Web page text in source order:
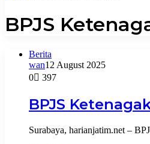
BPJS
Berita
wan12 August 2025
0
397
BPJS
Surabaya, harianjatim.net –